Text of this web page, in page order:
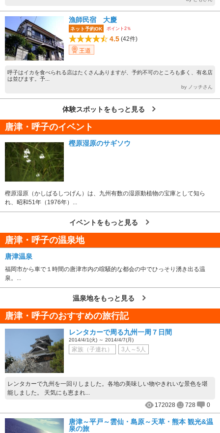
漁師民宿 大慶
ネット予約OK ポイント2％
4.5 (42件)
王道
呼子はイカを食べられる店はたくさんありますが、予約不可のところも多く、有名店
は並びます。予...
by ノッチさん
体験スポットをもっと見る
唐津・呼子のイベント
樫原湿原のサギソウ
樫原湿原（かしばるしつげん）は、九州有数の湿原動植物の宝庫として知ら
れ、昭和51年（1976年）...
イベントをもっと見る
唐津・呼子の温泉地
唐津温泉
福岡市から車で１時間の唐津市内の喧騒的な都会の中でひっそり湧き出る温
泉。...
温泉地をもっと見る
唐津・呼子のおすすめの旅行記
レンタカーで周る九州一周７日間
2014/4/1(火) ～ 2014/4/7(月)
家族（子連れ） 3人～5人
レンタカーで九州を一回りしました。各地の美味しい物やきれいな景色を堪
能しました。 天気にも恵まれ...
172028
728 0
唐津～平戸～雲仙・島原～天草・熊本 観光&温
泉の旅